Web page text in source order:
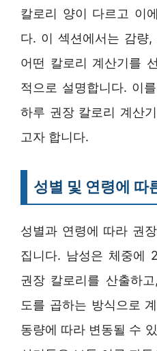
칼로리 양이 다르고 이
다. 이 섹션에서는 감량
어떤 칼로리 계산기를
적으로 설명합니다. 이
하루 권장 칼로리 계산
고자 합니다.
성별 및 연령에 따
성별과 연령에 따라 권
집니다. 남성은 체중에
권장 칼로리를 산출하
도를 곱하는 방식으로
동량에 따라 변동될 수